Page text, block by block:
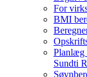
For
BMI
Planlæg
Sundti